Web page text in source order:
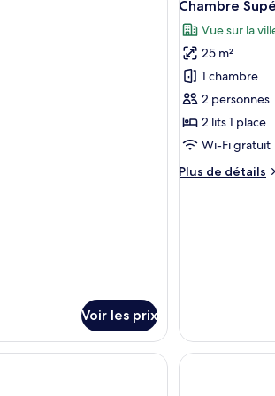
Voir les prix
toutes
les
photos
pour
ce
type
de
chambre :
Chambre
Chambre
Vue sur la
25 m²
1 chambre
2 personnes
2 lits 1 place
Wi-Fi gratuit
Plus de détails
Plus
avec
lits
jumeaux